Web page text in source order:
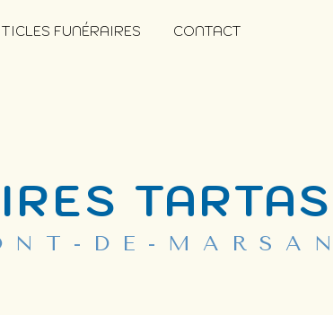
FUNÉRAIRES CONTACT
TARTAS
DE-MARSAN